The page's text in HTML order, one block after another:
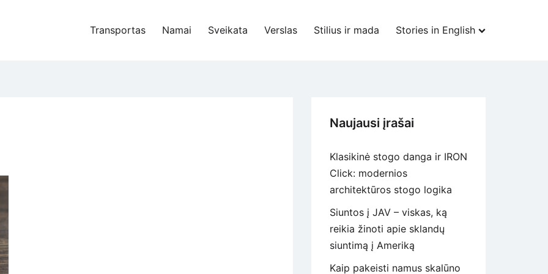
Transportas Namai Sveikata Verslas Stilius ir mada Stories in English
Naujausi įrašai
Klasikinė stogo danga ir IRON
Click: modernios
architektūros stogo logika
Siuntos į JAV – viskas, ką
reikia žinoti apie sklandų
siuntimą į Ameriką
Kaip pakeisti namus skalūno